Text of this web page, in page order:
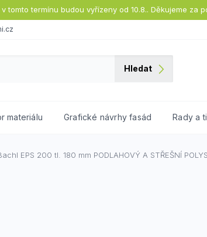
termínu budou vyřízeny od 10.8.. Děkujeme za
Hledat
materiálu Grafické návrhy fasád Rady a
EPS 200 tl. 180 mm PODLAHOVÝ A STŘEŠNÍ